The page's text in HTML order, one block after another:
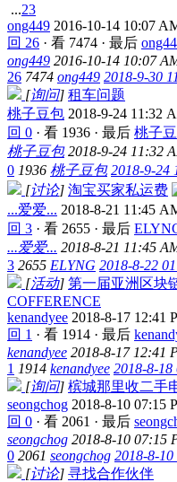
...23
ong449 2016-10-14 10:07
回 26 · 看 7474 · 最后
ong449 2016-10-14 10:07
26 7474 ong449 2018-9-30
[询问] 租车问题
桃子豆包 2018-9-24 11:32
回 0 · 看 1936 · 最后 桃子
桃子豆包 2018-9-24 11:32
0 1936 桃子豆包 2018-9-24
[讨论] 淘宝买家私运费
...爱爱... 2018-8-21 11:45
回 3 · 看 2655 · 最后
...爱爱... 2018-8-21 11:45
3 2655 ELYNG 2018-8-22
[活动] 第一届亚洲区块
COFFERENCE
kenandyee 2018-8-17 12:41
回 1 · 看 1914 · 最后
kenandyee 2018-8-17 12:41
1 1914 kenandyee 2018-8-
[询问] 槟城那里收二手
seongchog 2018-8-10 07:15
回 0 · 看 2061 · 最后
seongchog 2018-8-10 07:15
0 2061 seongchog 2018-8-
[讨论] 寻找合作伙伴